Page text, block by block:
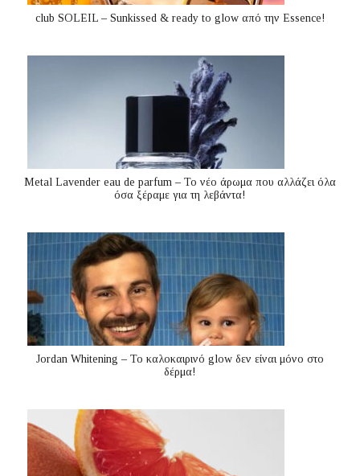
club SOLEIL – Sunkissed & ready to glow από την Essence!
Metal Lavender eau de parfum – Το νέο άρωμα που αλλάζει όλα
όσα ξέραμε για τη λεβάντα!
Jordan Whitening – Το καλοκαιρινό glow δεν είναι μόνο στο
δέρμα!